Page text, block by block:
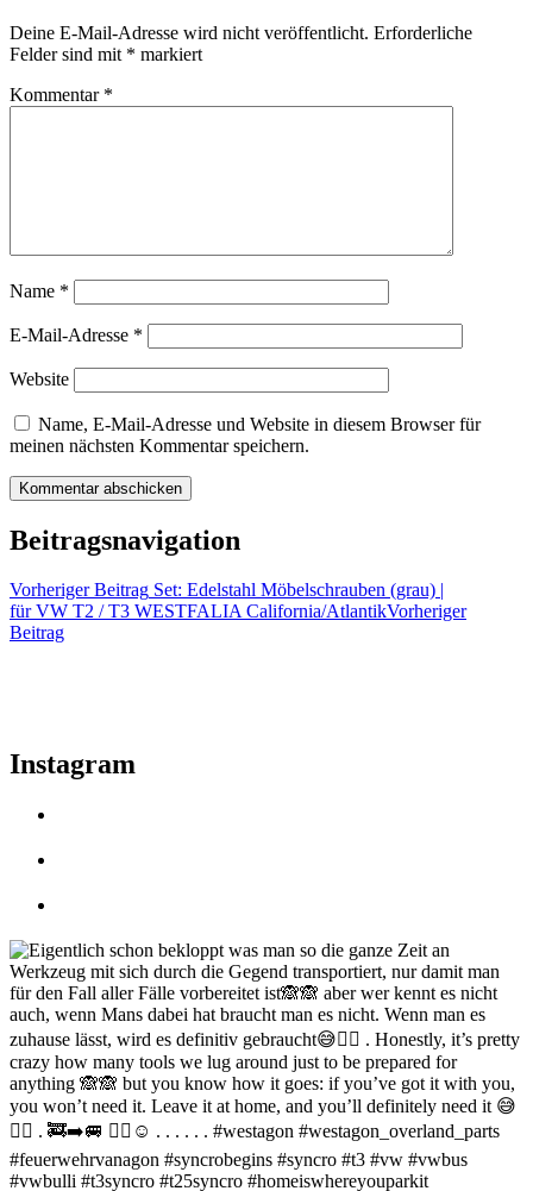
Deine E-Mail-Adresse wird nicht veröffentlicht. Erforderliche
Felder sind mit * markiert
Kommentar *
Name *
E-Mail-Adresse *
Website
Name, E-Mail-Adresse und Website in diesem Browser für
meinen nächsten Kommentar speichern.
Beitragsnavigation
Vorheriger Beitrag Set: Edelstahl Möbelschrauben (grau) |
für VW T2 / T3 WESTFALIA California/AtlantikVorheriger
Beitrag
Instagram